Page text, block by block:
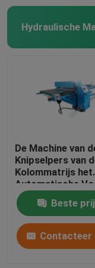
Hydraulische
De Machine van
Knipselpers van
Kolommatrijs het
Automatische
voor
het MakenBeste
Contacteer